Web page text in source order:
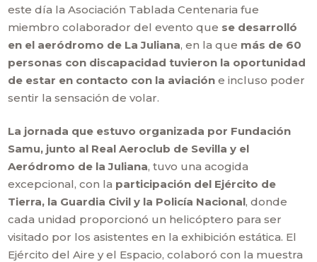
este día la Asociación Tablada Centenaria fue
miembro colaborador del evento que se desarrolló
en el aeródromo de La Juliana, en la que más de 60
personas con discapacidad tuvieron la oportunidad
de estar en contacto con la aviación e incluso poder
sentir la sensación de volar.
La jornada que estuvo organizada por Fundación
Samu, junto al Real Aeroclub de Sevilla y el
Aeródromo de la Juliana, tuvo una acogida
excepcional, con la participación del Ejército de
Tierra, la Guardia Civil y la Policía Nacional, donde
cada unidad proporcionó un helicóptero para ser
visitado por los asistentes en la exhibición estática. El
Ejército del Aire y el Espacio, colaboró con la muestra